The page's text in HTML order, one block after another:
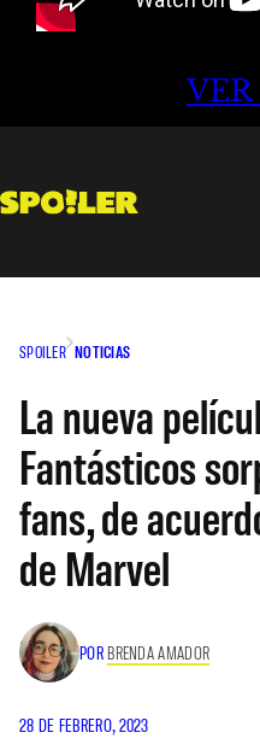
SPOILER NOTICIAS
La nueva
Fantásticos
fans, de
de Marvel
POR BRENDA AMADOR
28 DE FEBRERO, 2023